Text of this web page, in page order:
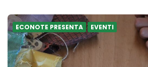
ECONOTE PRESENTA EVENTI